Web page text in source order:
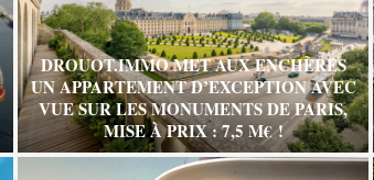
DROUOT.IMMO MET AUX ENCHÈRES
UN APPARTEMENT D’EXCEPTION AVEC
VUE SUR LES MONUMENTS DE PARIS,
MISE À PRIX : 7,5 M€ !